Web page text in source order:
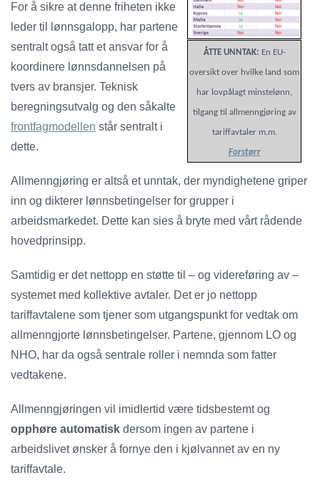
ÅTTE UNNTAK: En EU-
oversikt over hvilke land som
har lovpålagt minstelønn,
tilgang til allmenngjøring av
tariffavtaler m.m.
Forstørr
For å sikre at denne friheten ikke
leder til lønnsgalopp, har partene
sentralt også tatt et ansvar for å
koordinere lønnsdannelsen på
tvers av bransjer. Teknisk
beregningsutvalg og den såkalte
frontfagmodellen står sentralt i
dette.
Allmenngjøring er altså et unntak, der myndighetene griper
inn og dikterer lønnsbetingelser for grupper i
arbeidsmarkedet. Dette kan sies å bryte med vårt rådende
hovedprinsipp.
Samtidig er det nettopp en støtte til – og videreføring av –
systemet med kollektive avtaler. Det er jo nettopp
tariffavtalene som tjener som utgangspunkt for vedtak om
allmenngjorte lønnsbetingelser. Partene, gjennom LO og
NHO, har da også sentrale roller i nemnda som fatter
vedtakene.
Allmenngjøringen vil imidlertid være tidsbestemt og
opphøre automatisk dersom ingen av partene i
arbeidslivet ønsker å fornye den i kjølvannet av en ny
tariffavtale.